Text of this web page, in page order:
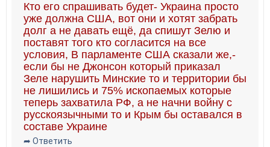
Кто его спрашивать будет- Украина просто
уже должна США, вот они и хотят забрать
долг а не давать ещё, да спишут Зелю и
поставят того кто согласится на все
условия, В парламенте США сказали же,-
если бы не Джонсон который приказал
Зеле нарушить Минские то и территории бы
не лишились и 75% ископаемых которые
теперь захватила РФ, а не начни войну с
русскоязычными то и Крым бы оставался в
составе Украине
➦ Ответить